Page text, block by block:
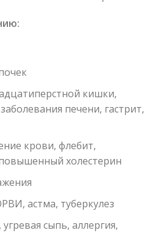
кишки,
печени, гастрит,
крови, флебит,
холестерин
астма, туберкулез
сыпь, аллергия,